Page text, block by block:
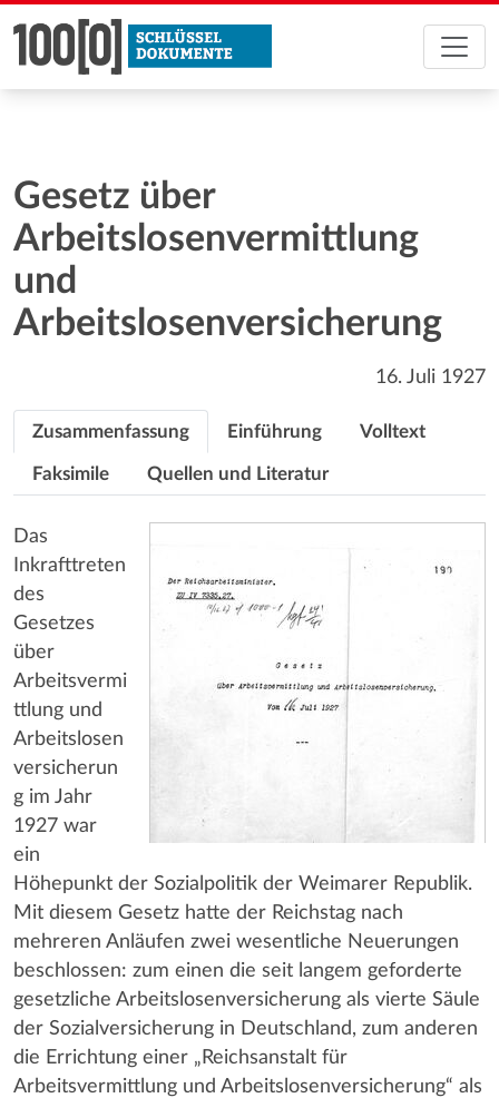
Gesetz über
Arbeitslosenvermittlung
und
Arbeitslosenversicherung
16. Juli 1927
Zusammenfassung Einführung Volltext
Faksimile Quellen und Literatur
Das
Inkrafttreten
des
Gesetzes
über
Arbeitsvermi
ttlung und
Arbeitslosen
versicherun
g im Jahr
1927 war
ein
Höhepunkt der Sozialpolitik der Weimarer Republik.
Mit diesem Gesetz hatte der Reichstag nach
mehreren Anläufen zwei wesentliche Neuerungen
beschlossen: zum einen die seit langem geforderte
gesetzliche Arbeitslosenversicherung als vierte Säule
der Sozialversicherung in Deutschland, zum anderen
die Errichtung einer „Reichsanstalt für
Arbeitsvermittlung und Arbeitslosenversicherung“ als